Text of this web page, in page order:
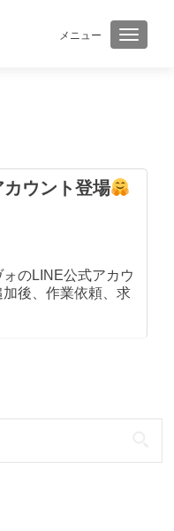
メニュー ナビゲ
ウント登場
ォのLINE公式アカウ
加後、作業依頼、求